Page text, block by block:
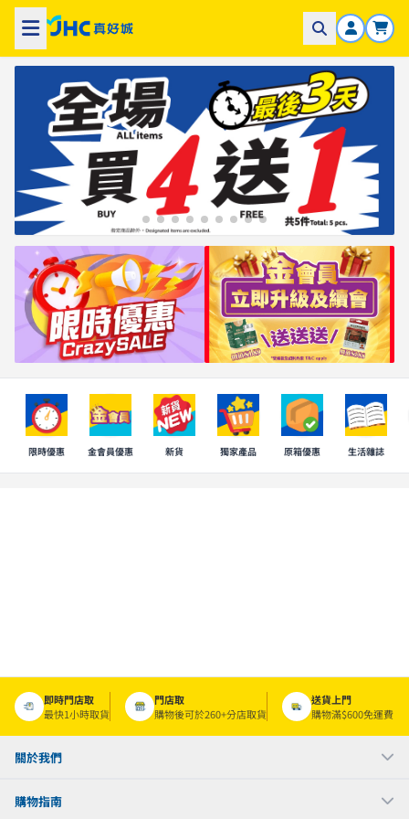
限時優惠 金會員優惠 新貨 獨家產品 原箱優惠 生活雜誌
即時門店取
最快1小時取貨
門店取
購物後可於260+分店取貨
送貨上門
購物滿$600免運費
關於我們
購物指南